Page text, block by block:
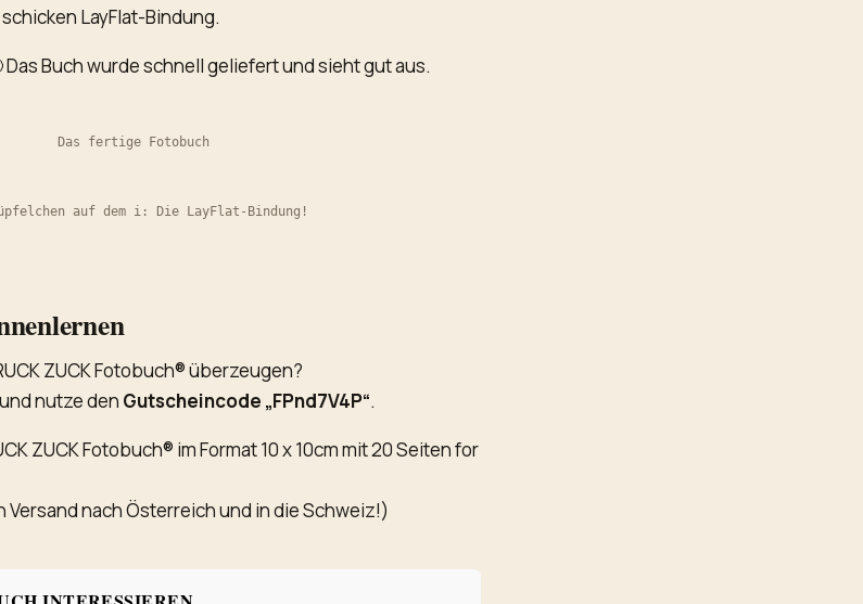
LayFlat-Bindung.
Das Buch wurde schnell geliefert und sieht gut aus.
Das fertige Fotobuch
auf dem i: Die LayFlat-Bindung!
ZUCK Fotobuch® überzeugen?
nutze den Gutscheincode „FPnd7V4P“.
ZUCK Fotobuch® im Format 10 x 10cm mit 20 Seiten for
Versand nach Österreich und in die Schweiz!)